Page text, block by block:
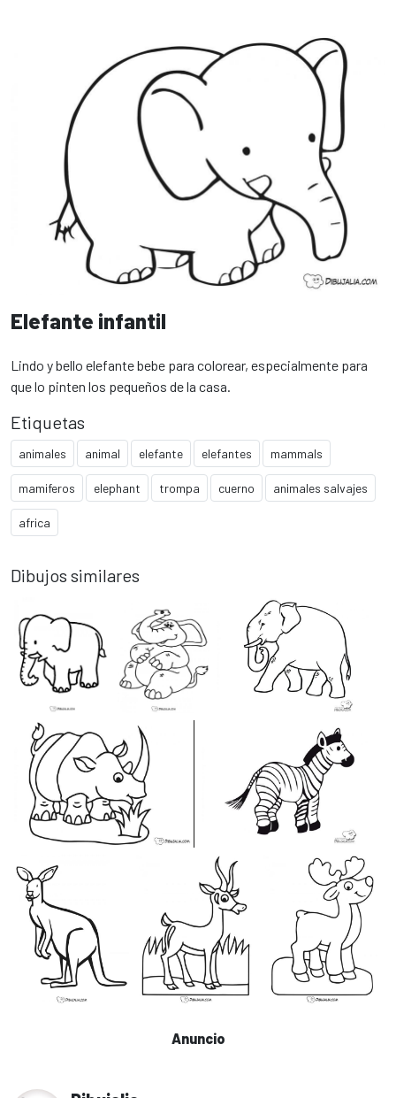
Elefante infantil
Lindo y bello elefante bebe para colorear, especialmente para
que lo pinten los pequeños de la casa.
Etiquetas
animales animal elefante elefantes mammals
mamiferos elephant trompa cuerno animales salvajes
africa
Dibujos similares
Anuncio